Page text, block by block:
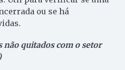
ou se há
não quitados com o setor